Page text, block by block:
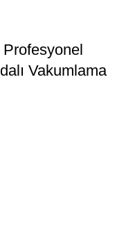
Vakumlama